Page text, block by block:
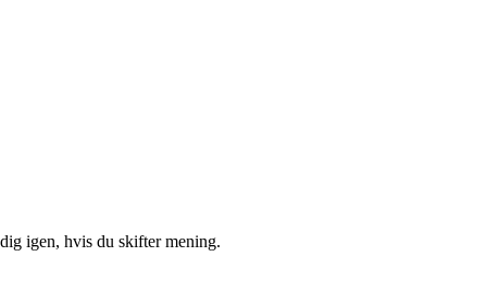
igen, hvis du skifter mening.